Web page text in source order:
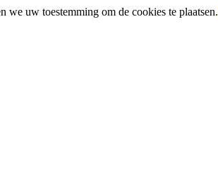
uw toestemming om de cookies te plaatsen.